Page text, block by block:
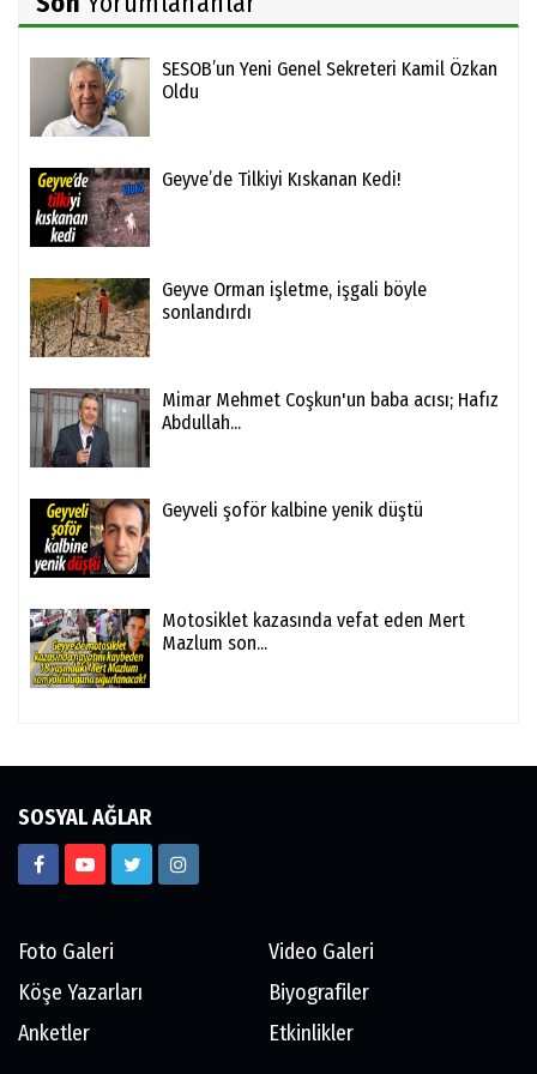
SESOB’un Yeni Genel Sekreteri Kamil Özkan
Oldu
Geyve’de Tilkiyi Kıskanan Kedi!
Geyve Orman işletme, işgali böyle
sonlandırdı
Mimar Mehmet Coşkun'un baba acısı; Hafız
Abdullah...
Geyveli şoför kalbine yenik düştü
Motosiklet kazasında vefat eden Mert
Mazlum son...
SOSYAL AĞLAR
Foto Galeri
Video Galeri
Köşe Yazarları
Biyografiler
Anketler
Etkinlikler